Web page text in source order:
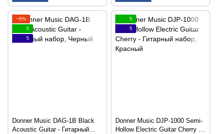
−6%
5
5
Donner Music DAG-1B Black
Acoustic Guitar - Гитарный
5
5
Donner Music DJP-1000 Semi-
Hollow Electric Guitar Cherry -